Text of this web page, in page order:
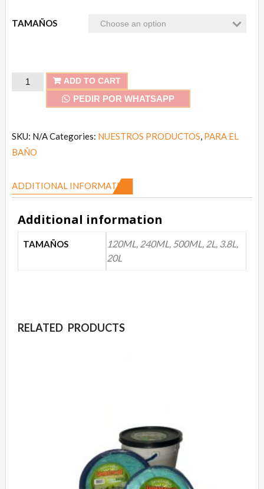
TAMAÑOS
Creolina
ADD TO CART
PEDIR POR WHATSAPP
SKU: N/ACategories: NUESTROS PRODUCTOS, PARA EL
BAÑO
ADDITIONAL INFORMATION
Additional information
TAMAÑOS
120ML, 240ML, 500ML, 2L, 3.8L,
20L
RELATED PRODUCTS